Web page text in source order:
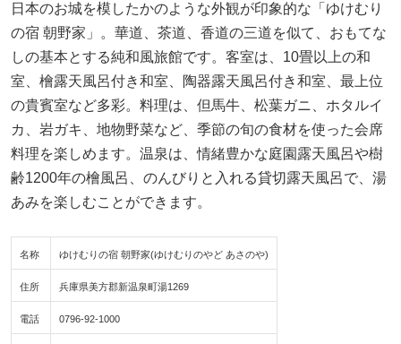
日本のお城を模したかのような外観が印象的な「ゆけむり
の宿 朝野家」。華道、茶道、香道の三道を似て、おもてな
しの基本とする純和風旅館です。客室は、10畳以上の和
室、檜露天風呂付き和室、陶器露天風呂付き和室、最上位
の貴賓室など多彩。料理は、但馬牛、松葉ガニ、ホタルイ
カ、岩ガキ、地物野菜など、季節の旬の食材を使った会席
料理を楽しめます。温泉は、情緒豊かな庭園露天風呂や樹
齢1200年の檜風呂、のんびりと入れる貸切露天風呂で、湯
あみを楽しむことができます。
名称 ゆけむりの宿 朝野家(ゆけむりのやど あさのや)
住所 兵庫県美方郡新温泉町湯1269
電話 0796-92-1000